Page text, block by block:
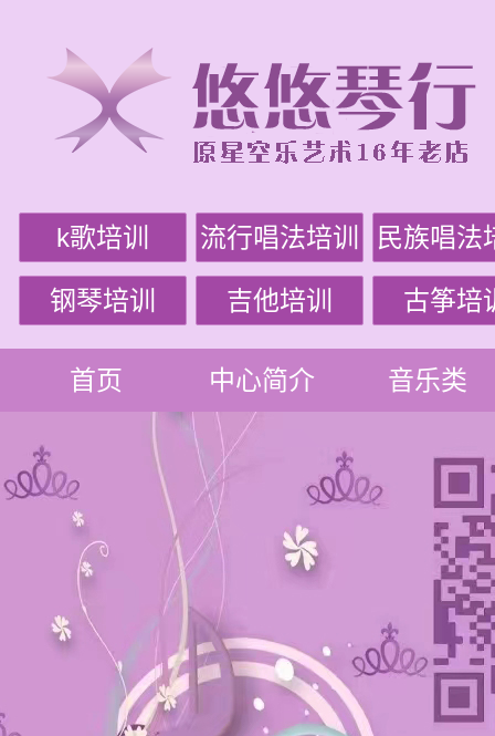
k歌培训 流行唱法培训 民族唱法
钢琴培训 吉他培训 古筝培
首页 中心简介 音乐类